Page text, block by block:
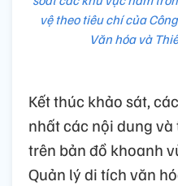
vệ theo tiêu chí của
Văn hóa và
Kết thúc khảo sát,
nhất các nội dung
trên bản đồ khoanh
Quản lý di tích văn